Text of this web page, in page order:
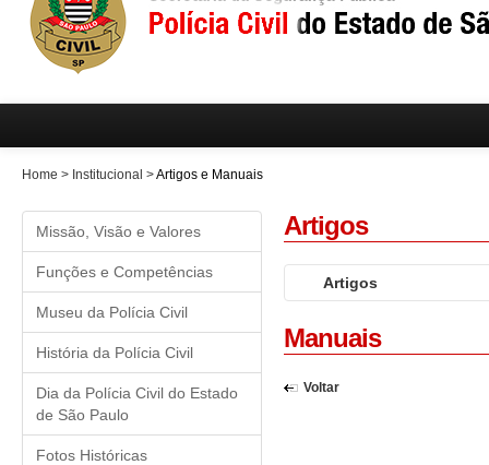
Home > Institucional >Artigos e Manuais
Missão, Visão e Valores
Funções e Competências
Museu da Polícia Civil
História da Polícia Civil
Dia da Polícia Civil do Estado
de São Paulo
Fotos Históricas
Artigos
Artigos
Conhecendo o Centro
A história da mulher na
Manuais
Voltar